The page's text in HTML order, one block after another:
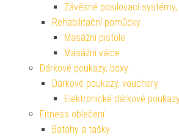
Závěsné posilovací systémy,
Rehabilitační pomůcky
Masážní pistole
Masážní válce
Dárkové poukazy, boxy
Dárkové poukazy, vouchery
Elektronické dárkové
Fitness oblečení
Batohy a tašky